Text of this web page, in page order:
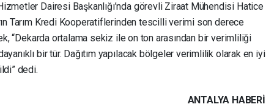
Dairesi Başkanlığı’nda görevli Ziraat Mühendisi Hatice
Tarım Kredi Kooperatiflerinden tescilli verimi son derece
“Dekarda ortalama sekiz ile on ton arasından bir verimliliği
bir tür. Dağıtım yapılacak bölgeler verimlilik olarak en iyi
dedi.
ANTALYA HABERİ